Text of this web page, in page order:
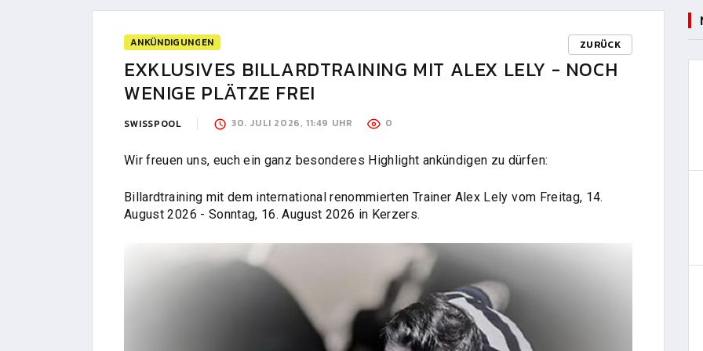
ANKÜNDIGUNGEN ZURÜCK
EXKLUSIVES BILLARDTRAINING MIT ALEX LELY - NOCH
WENIGE PLÄTZE FREI
SWISSPOOL 30. JULI 2026, 11:49 UHR 0
Wir freuen uns, euch ein ganz besonderes Highlight ankündigen zu dürfen:
Billardtraining mit dem international renommierten Trainer Alex Lely vom Freitag, 14.
August 2026 - Sonntag, 16. August 2026 in Kerzers.